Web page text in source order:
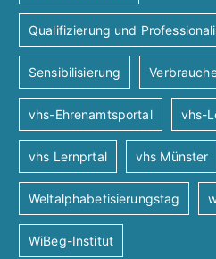
Qualifizierung und
Sensibilisierung
vhs-Ehrenamtsportal vhs-
vhs Lernprtal vhs Münster
Weltalphabetisierungstag
WiBeg-Institut